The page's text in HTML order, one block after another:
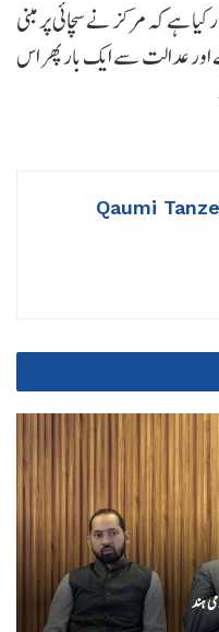
ہے کہ مرکز نے سچائی پر مبنی
اور عدالت سے ایک بار پھر اس
Qaumi
ہند